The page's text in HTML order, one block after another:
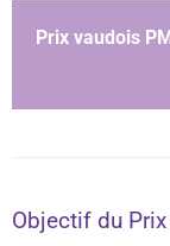
Prix vaudois
Objectif du Prix